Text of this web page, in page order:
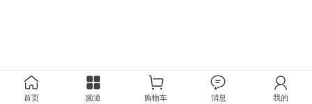
首页 频道 购物车 消息 我的